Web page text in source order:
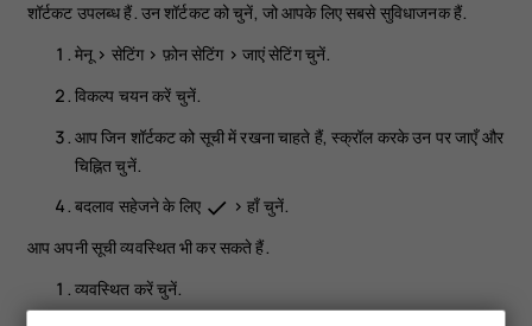
शॉर्टकट उपलब्ध हैं. उन शॉर्टकट को चुनें, जो आपके लिए सबसे सुविधाजनक हैं.
मेनू> सेटिंग> फ़ोन सेटिंग> जाएं सेटिंगचुनें.
विकल्प चयन करें चुनें.
आप जिन शॉर्टकट को सूची में रखना चाहते हैं, स्क्रॉल करके उन पर जाएँ और
चिह्नितचुनें.
बदलाव सहेजने के लिए done >हाँचुनें.
आप अपनी सूची व्यवस्थित भी कर सकते हैं.
व्यवस्थित करेंचुनें.